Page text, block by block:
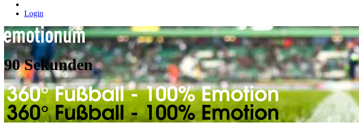
Login
90 Sekunden